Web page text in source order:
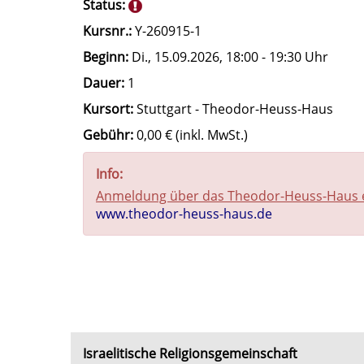
Status:
Kursnr.:Y-260915-1
Beginn: Di., 15.09.2026, 18:00 - 19:30 Uhr
Dauer: 1
Kursort:Stuttgart - Theodor-Heuss-Haus
Gebühr:0,00 € (inkl. MwSt.)
Info:
Anmeldung über das Theodor-Heuss-
www.theodor-heuss-haus.de
Israelitische Religionsgemeinschaft